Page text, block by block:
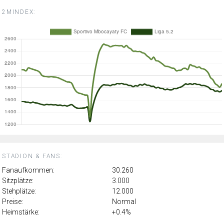
2MINDEX:
STADION & FANS:
Fanaufkommen:
30.260
Sitzplätze:
3.000
Stehplätze:
12.000
Preise:
Normal
Heimstärke:
+0.4%